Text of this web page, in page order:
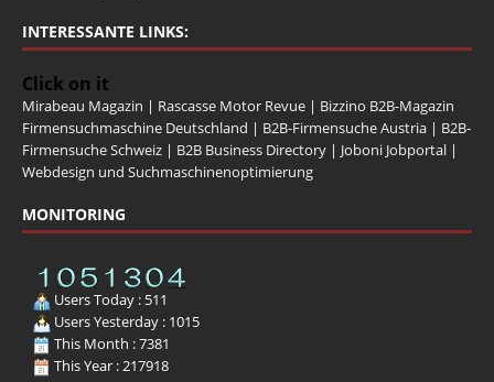
INTERESSANTE LINKS:
Click on it
Mirabeau Magazin | Rascasse Motor Revue | Bizzino B2B-Magazin
Firmensuchmaschine Deutschland | B2B-Firmensuche Austria | B2B-
Firmensuche Schweiz | B2B Business Directory | Joboni Jobportal |
Webdesign und Suchmaschinenoptimierung
MONITORING
Users Today : 511
Users Yesterday : 1015
This Month : 7381
This Year : 217918